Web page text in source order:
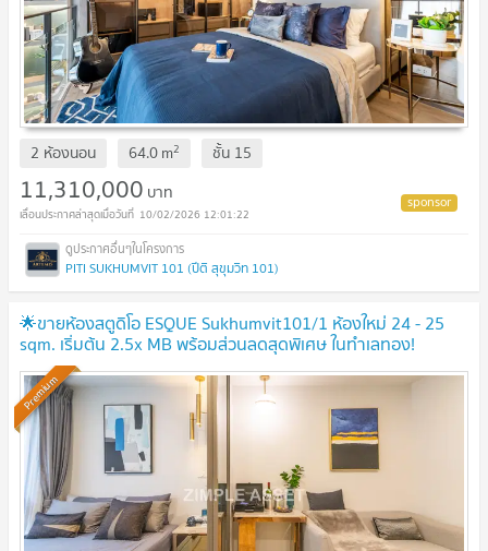
2 ห้องนอน 64.0m2 ชั้น 15
11,310,000 บาท
10/02/2026 12:01:22
PITI SUKHUMVIT 101 (ปีติ สุขุมวิท 101)
🌟ขายห้องสตูดิโอ ESQUE Sukhumvit101/1 ห้องใหม่ 24 - 25
sqm. เริ่มต้น 2.5x MB พร้อมส่วนลดสุดพิเศษ ในทำเลทอง!
Premium